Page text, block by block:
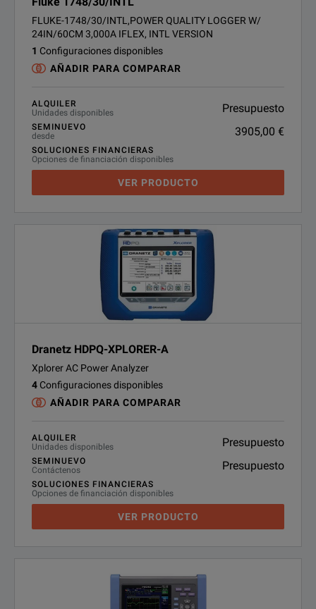
FLUKE-1748/30/INTL,POWER QUALITY LOGGER W/
24IN/60CM 3,000A IFLEX, INTL VERSION
1 Configuraciones disponibles
AÑADIR PARA COMPARAR
ALQUILER
Unidades disponibles
Presupuesto
SEMINUEVO
desde
3905,00 €
SOLUCIONES FINANCIERAS
Opciones de financiación disponibles
VER PRODUCTO
Dranetz HDPQ-XPLORER-A
Xplorer AC Power Analyzer
4 Configuraciones disponibles
AÑADIR PARA COMPARAR
ALQUILER
Unidades disponibles
Presupuesto
SEMINUEVO
Contáctenos
Presupuesto
SOLUCIONES FINANCIERAS
Opciones de financiación disponibles
VER PRODUCTO